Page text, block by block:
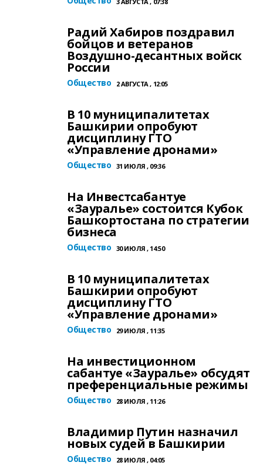
Радий Хабиров поздравил
бойцов и ветеранов
Воздушно-десантных войск
России
Общество 2 АВГУСТА , 12:05
В 10 муниципалитетах
Башкирии опробуют
дисциплину ГТО
«Управление дронами»
Общество 31 ИЮЛЯ , 09:36
На Инвестсабантуе
«Зауралье» состоится Кубок
Башкортостана по стратегии
бизнеса
Общество 30 ИЮЛЯ , 14:50
В 10 муниципалитетах
Башкирии опробуют
дисциплину ГТО
«Управление дронами»
Общество 29 ИЮЛЯ , 11:35
На инвестиционном
сабантуе «Зауралье» обсудят
преференциальные режимы
Общество 28 ИЮЛЯ , 11:26
Владимир Путин назначил
новых судей в Башкирии
Общество 28 ИЮЛЯ , 04:05